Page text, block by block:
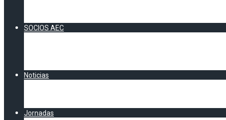
SOCIOS AEC
Noticias
Jornadas